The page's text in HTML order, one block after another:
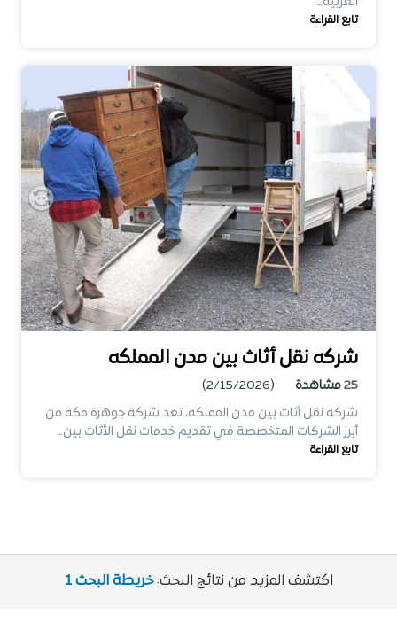
تابع القراءة
شركه نقل أثاث بين مدن المملكه
25مشاهدة
(2/15/2026)
شركه نقل أثاث بين مدن المملكه، تعد شركة جوهرة مكة من
أبرز الشركات المتخصصة في تقديم خدمات نقل الأثاث بين…
تابع القراءة
اكتشف المزيد من نتائج البحث:خريطة البحث 1